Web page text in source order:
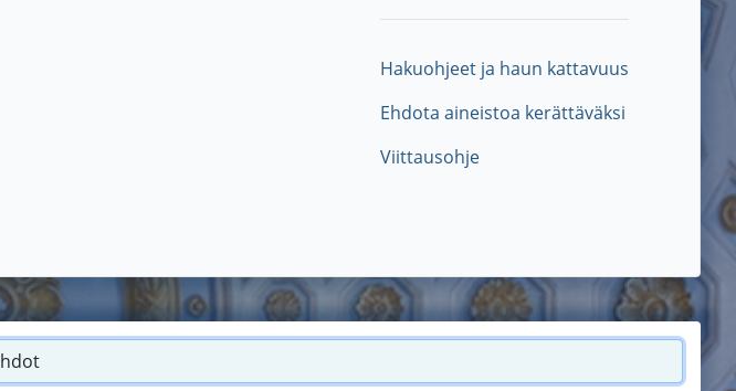
Hakuohjeet ja haun kattavuus
Ehdota aineistoa kerättäväksi
Viittausohje